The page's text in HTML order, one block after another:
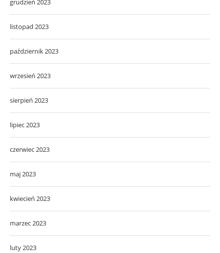
grudzień 2023
listopad 2023
październik 2023
wrzesień 2023
sierpień 2023
lipiec 2023
czerwiec 2023
maj 2023
kwiecień 2023
marzec 2023
luty 2023